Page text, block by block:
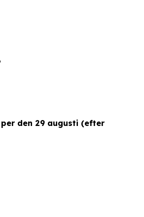
den 29 augusti (efter